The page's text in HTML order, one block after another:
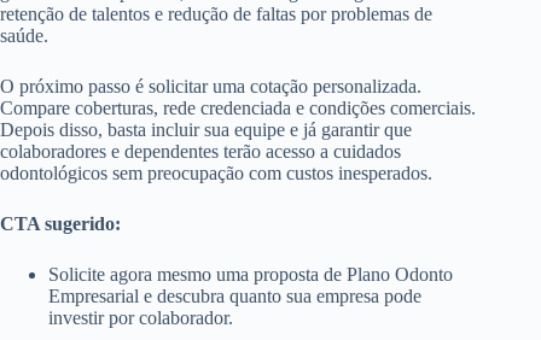
retenção de talentos e redução de faltas por problemas de
saúde.
O próximo passo é solicitar uma cotação personalizada.
Compare coberturas, rede credenciada e condições comerciais.
Depois disso, basta incluir sua equipe e já garantir que
colaboradores e dependentes terão acesso a cuidados
odontológicos sem preocupação com custos inesperados.
CTA sugerido:
Solicite agora mesmo uma proposta de Plano Odonto
Empresarial e descubra quanto sua empresa pode
investir por colaborador.